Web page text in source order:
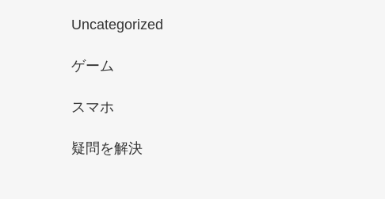
Uncategorized
ゲーム
スマホ
疑問を解決